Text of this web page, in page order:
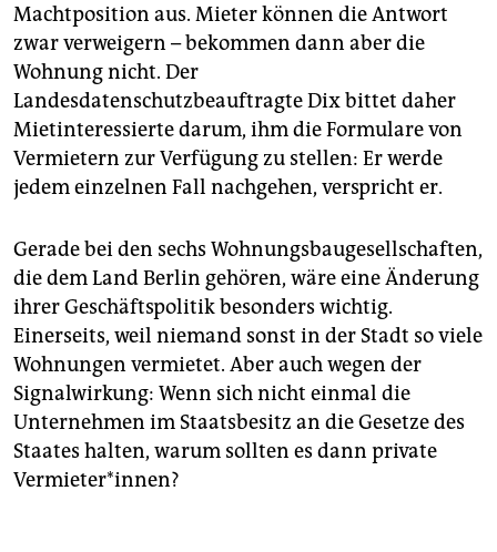
Machtposition aus. Mieter können die Antwort
zwar verweigern – bekommen dann aber die
Wohnung nicht. Der
Landesdatenschutzbeauftragte Dix bittet daher
Mietinteressierte darum, ihm die Formulare von
Vermietern zur Verfügung zu stellen: Er werde
jedem einzelnen Fall nachgehen, verspricht er.
Gerade bei den sechs Wohnungsbaugesellschaften,
die dem Land Berlin gehören, wäre eine Änderung
ihrer Geschäftspolitik besonders wichtig.
Einerseits, weil niemand sonst in der Stadt so viele
Wohnungen vermietet. Aber auch wegen der
Signalwirkung: Wenn sich nicht einmal die
Unternehmen im Staatsbesitz an die Gesetze des
Staates halten, warum sollten es dann private
Vermieter*innen?